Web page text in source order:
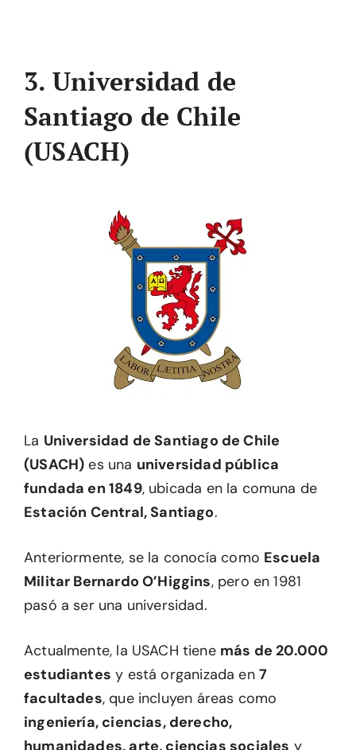
3. Universidad de
Santiago de Chile
(USACH)
La Universidad de Santiago de Chile
(USACH) es una universidad pública
fundada en 1849, ubicada en la comuna de
Estación Central, Santiago.
Anteriormente, se la conocía como Escuela
Militar Bernardo O’Higgins, pero en 1981
pasó a ser una universidad.
Actualmente, la USACH tiene más de 20.000
estudiantes y está organizada en 7
facultades, que incluyen áreas como
ingeniería, ciencias, derecho,
humanidades, arte, ciencias sociales y